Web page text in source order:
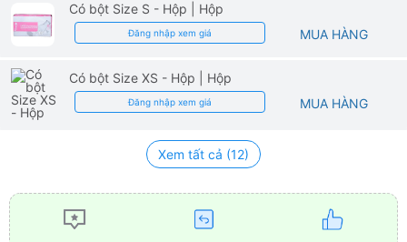
Có bột Size S - Hộp | Hộp
Đăng nhập xem giá MUA HÀNG
Có bột Size XS - Hộp | Hộp
Đăng nhập xem giá MUA HÀNG
Xem tất cả (12)